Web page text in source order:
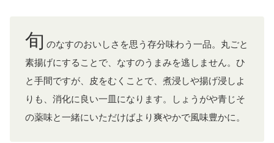
旬 のなすのおいしさを思う存分味わう一品。丸ごと
素揚げにすることで、なすのうまみを逃しません。ひ
と手間ですが、皮をむくことで、煮浸しや揚げ浸しよ
りも、消化に良い一皿になります。しょうがや青じそ
の薬味と一緒にいただけばより爽やかで風味豊かに。